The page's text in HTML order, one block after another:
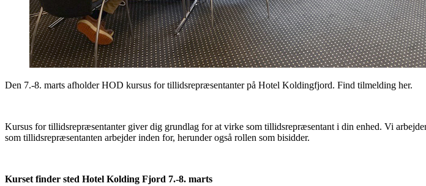
Den 7.-8. marts afholder HOD kursus for tillidsrepræsentanter på Hotel Koldingfjord. Find tilmelding her.
Kursus for tillidsrepræsentanter giver dig grundlag for at virke som tillidsrepræsentant i din enhed. Vi
som tillidsrepræsentanten arbejder inden for, herunder også rollen som bisidder.
Kurset finder sted Hotel Kolding Fjord 7.-8. marts